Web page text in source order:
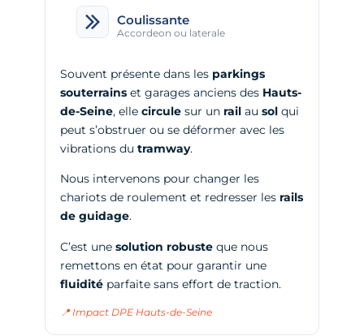
Coulissante
Accordeon ou laterale
Souvent présente dans les parkings
souterrainset garages anciens des Hauts-
de-Seine, elle circulesur un railau solqui
peut s’obstruer ou se déformer avec les
vibrations du tramway.
Nous intervenons pour changer les
chariots de roulement et redresser les rails
de guidage.
C’est unesolution robusteque nous
remettons en état pour garantir une
fluiditéparfaite sans effort de traction.
📍 Impact DPE Hauts-de-Seine